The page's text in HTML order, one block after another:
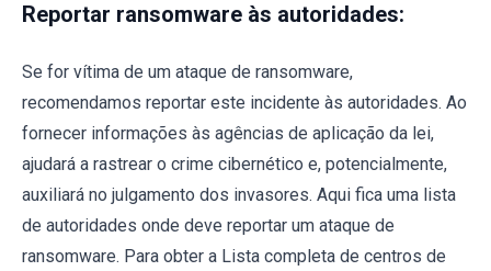
Reportar ransomware às autoridades:
Se for vítima de um ataque de ransomware,
recomendamos reportar este incidente às autoridades. Ao
fornecer informações às agências de aplicação da lei,
ajudará a rastrear o crime cibernético e, potencialmente,
auxiliará no julgamento dos invasores. Aqui fica uma lista
de autoridades onde deve reportar um ataque de
ransomware. Para obter a Lista completa de centros de